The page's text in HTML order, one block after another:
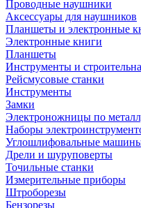
Проводные наушники
Аксессуары для наушников
Планшеты и электронные
Электронные книги
Планшеты
Инструменты и
Рейсмусовые станки
Инструменты
Замки
Электроножницы по
Наборы
Углошлифовальные
Дрели и шуруповерты
Точильные станки
Измерительные приборы
Штроборезы
Бензорезы